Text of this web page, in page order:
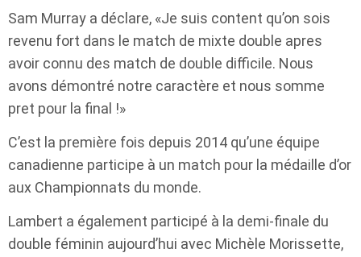
Sam Murray a déclare, «Je suis content qu’on sois
revenu fort dans le match de mixte double apres
avoir connu des match de double difficile. Nous
avons démontré notre caractère et nous somme
pret pour la final !»
C’est la première fois depuis 2014 qu’une équipe
canadienne participe à un match pour la médaille d’or
aux Championnats du monde.
Lambert a également participé à la demi-finale du
double féminin aujourd’hui avec Michèle Morissette,